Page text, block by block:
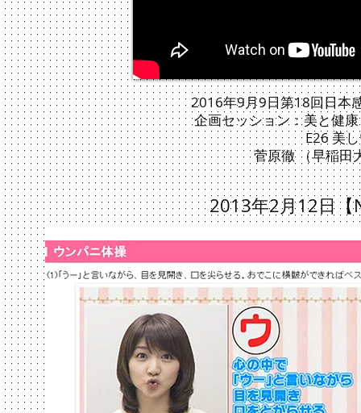
2016年9月9日第18回日本
企画セッション：美と健
E26 美
菅原徹 （早稲田
2013年2月12日【